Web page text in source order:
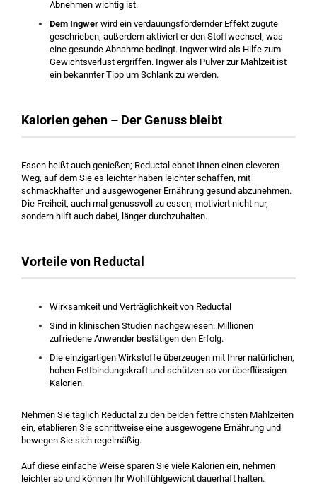
Abnehmen wichtig ist.
Dem Ingwer wird ein verdauungsfördernder Effekt zugute
geschrieben, außerdem aktiviert er den Stoffwechsel, was
eine gesunde Abnahme bedingt. Ingwer wird als Hilfe zum
Gewichtsverlust ergriffen. Ingwer als Pulver zur Mahlzeit ist
ein bekannter Tipp um Schlank zu werden.
Kalorien gehen – Der Genuss bleibt
Essen heißt auch genießen; Reductal ebnet Ihnen einen cleveren
Weg, auf dem Sie es leichter haben leichter schaffen, mit
schmackhafter und ausgewogener Ernährung gesund abzunehmen.
Die Freiheit, auch mal genussvoll zu essen, motiviert nicht nur,
sondern hilft auch dabei, länger durchzuhalten.
Vorteile von Reductal
Wirksamkeit und Verträglichkeit von Reductal
Sind in klinischen Studien nachgewiesen. Millionen
zufriedene Anwender bestätigen den Erfolg.
Die einzigartigen Wirkstoffe überzeugen mit Ihrer natürlichen,
hohen Fettbindungskraft und schützen so vor überflüssigen
Kalorien.
Nehmen Sie täglich Reductal zu den beiden fettreichsten Mahlzeiten
ein, etablieren Sie schrittweise eine ausgewogene Ernährung und
bewegen Sie sich regelmäßig.
Auf diese einfache Weise sparen Sie viele Kalorien ein, nehmen
leichter ab und können Ihr Wohlfühlgewicht dauerhaft halten.